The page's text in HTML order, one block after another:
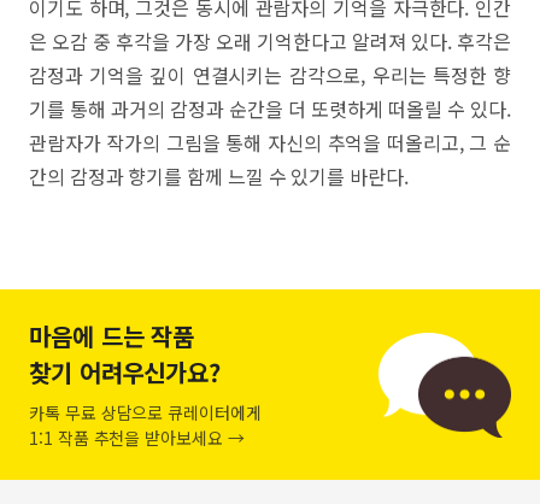
이기도 하며, 그것은 동시에 관람자의 기억을 자극한다. 인간
은 오감 중 후각을 가장 오래 기억한다고 알려져 있다. 후각은
감정과 기억을 깊이 연결시키는 감각으로, 우리는 특정한 향
기를 통해 과거의 감정과 순간을 더 또렷하게 떠올릴 수 있다.
관람자가 작가의 그림을 통해 자신의 추억을 떠올리고, 그 순
간의 감정과 향기를 함께 느낄 수 있기를 바란다.
마음에 드는 작품
찾기 어려우신가요?
카톡 무료 상담으로 큐레이터에게
1:1 작품 추천을 받아보세요 →